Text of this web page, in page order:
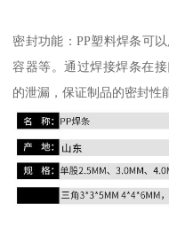
密封功能：PP塑料焊条可
容器等。通过焊接焊条在
的泄漏，保证制品的密封性